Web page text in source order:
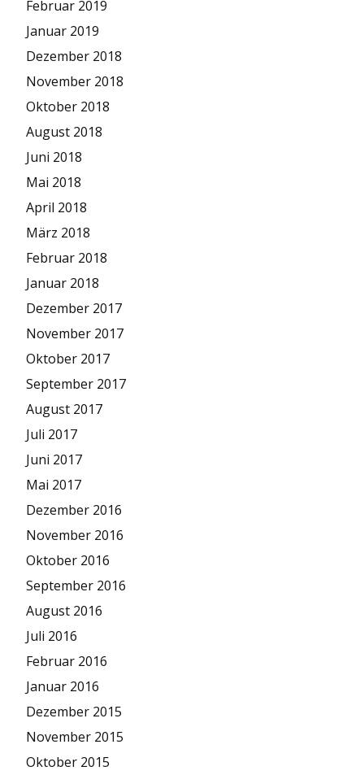
Februar 2019
Januar 2019
Dezember 2018
November 2018
Oktober 2018
August 2018
Juni 2018
Mai 2018
April 2018
März 2018
Februar 2018
Januar 2018
Dezember 2017
November 2017
Oktober 2017
September 2017
August 2017
Juli 2017
Juni 2017
Mai 2017
Dezember 2016
November 2016
Oktober 2016
September 2016
August 2016
Juli 2016
Februar 2016
Januar 2016
Dezember 2015
November 2015
Oktober 2015